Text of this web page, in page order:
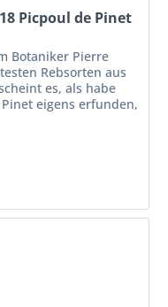
Picpoul de Pinet
Botaniker Pierre
Rebsorten aus
es, als habe
eigens erfunden,